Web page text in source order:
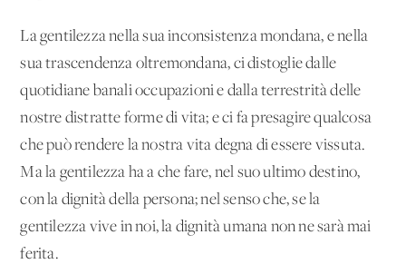
La gentilezza nella sua inconsistenza mondana, e nella
sua trascendenza oltremondana, ci distoglie dalle
quotidiane banali occupazioni e dalla terrestrità delle
nostre distratte forme di vita; e ci fa presagire qualcosa
che può rendere la nostra vita degna di essere vissuta.
Ma la gentilezza ha a che fare, nel suo ultimo destino,
con la dignità della persona; nel senso che, se la
gentilezza vive in noi, la dignità umana non ne sarà mai
ferita.